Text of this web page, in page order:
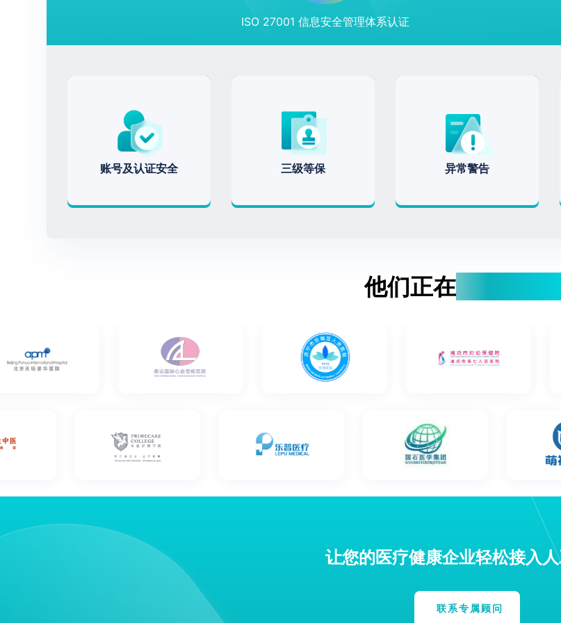
ISO 27001 信息安全管理体系认证
账号及认证安全 三级等保 异常警告
他们正在使用小善心
让您的医疗健康企业轻松接入
联系专属顾问